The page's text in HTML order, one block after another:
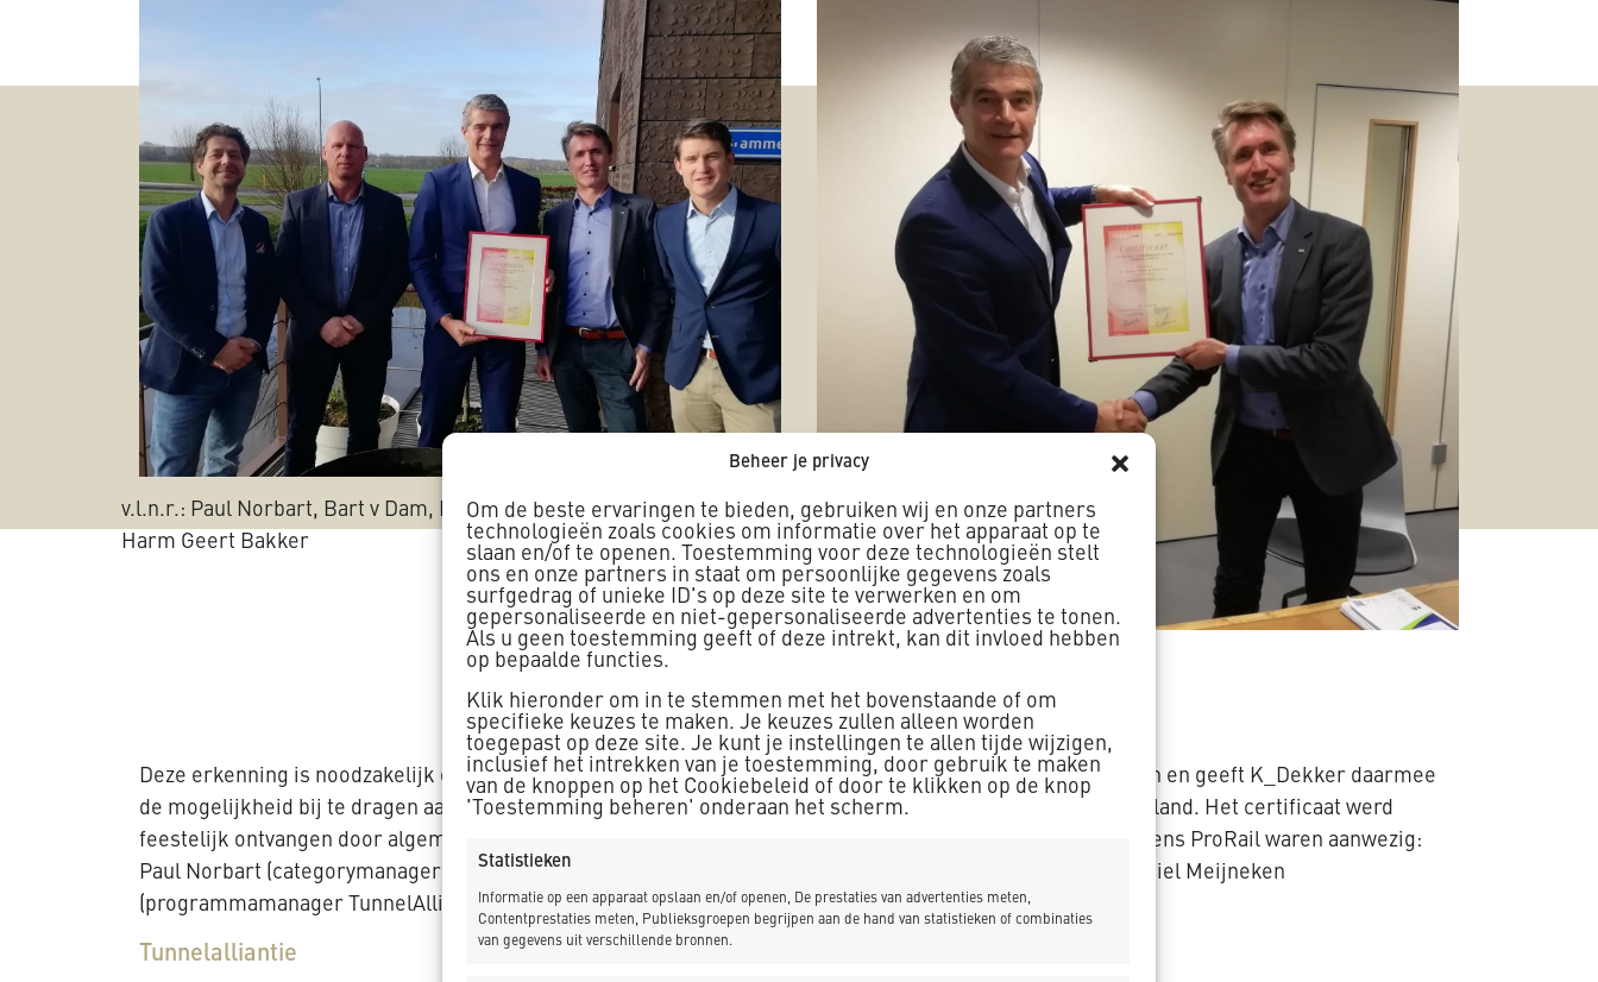
Beheer je privacy
Om de beste ervaringen te bieden, gebruiken wij en onze partners
technologieën zoals cookies om informatie over het apparaat op te
slaan en/of te openen. Toestemming voor deze technologieën stelt
ons en onze partners in staat om persoonlijke gegevens zoals
surfgedrag of unieke ID's op deze site te verwerken en om
gepersonaliseerde en niet-gepersonaliseerde advertenties te tonen.
Als u geen toestemming geeft of deze intrekt, kan dit invloed hebben
op bepaalde functies.
Klik hieronder om in te stemmen met het bovenstaande of om
specifieke keuzes te maken. Je keuzes zullen alleen worden
toegepast op deze site. Je kunt je instellingen te allen tijde wijzigen,
inclusief het intrekken van je toestemming, door gebruik te maken
van de knoppen op het Cookiebeleid of door te klikken op de knop
'Toestemming beheren' onderaan het scherm.
Statistieken
Informatie op een apparaat opslaan en/of openen, De prestaties van advertenties meten,
Contentprestaties meten, Publieksgroepen begrijpen aan de hand van statistieken of combinaties
van gegevens uit verschillende bronnen.
v.l.n.r.: Paul Norbart, Bart v Dam, Ron Oudeman, Camiel Meijneken en
Harm Geert Bakker
Deze erkenning is noodzakelijk om in te mogen inschrijven bij aanbestedingen voor spooronderdoorgangen en geeft K_Dekker daarmee
de mogelijkheid bij te dragen aan het ontwerpen en realiseren van veilige spooronderdoorgangen in Nederland. Het certificaat werd
feestelijk ontvangen door algemeen directeur Ron Oudeman en hoofd werkverwerving Bart van Dam. Namens ProRail waren aanwezig:
Paul Norbart (categorymanager civiel), Harm Geert Bakker (programmacoördinator TunnelAlliantie) & Camiel Meijneken
(programmamanager TunnelAlliantie)
Tunnelalliantie